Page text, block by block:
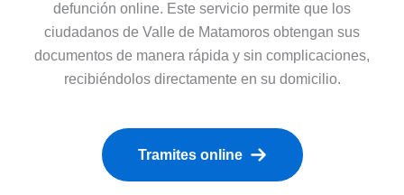
defunción online. Este servicio permite que los
ciudadanos de Valle de Matamoros obtengan sus
documentos de manera rápida y sin complicaciones,
recibiéndolos directamente en su domicilio.
Tramites online